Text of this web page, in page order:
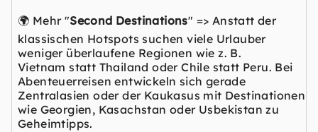
🌍 Mehr "Second Destinations" => Anstatt der
klassischen Hotspots suchen viele Urlauber
weniger überlaufene Regionen wie z. B.
Vietnam statt Thailand oder Chile statt Peru. Bei
Abenteuerreisen entwickeln sich gerade
Zentralasien oder der Kaukasus mit Destinationen
wie Georgien, Kasachstan oder Usbekistan zu
Geheimtipps.